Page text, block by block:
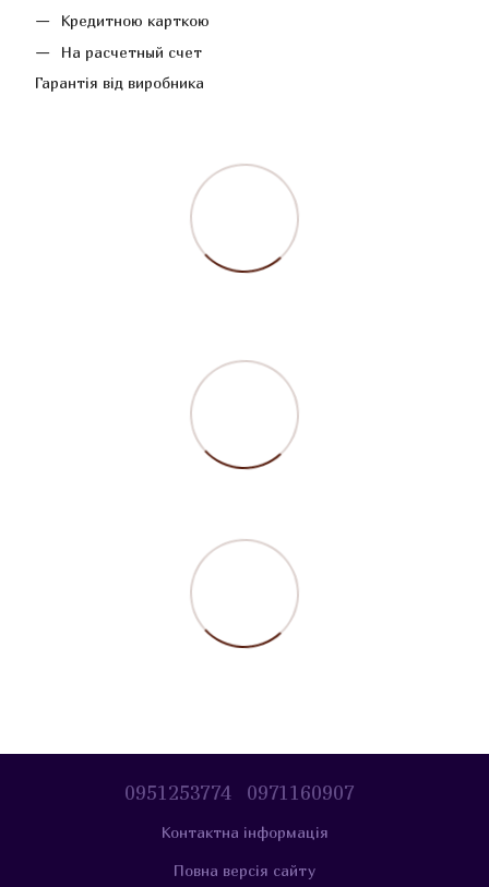
Кредитною карткою
На расчетный счет
Гарантія від виробника
0951253774 0971160907
Контактна інформація
Повна версія сайту